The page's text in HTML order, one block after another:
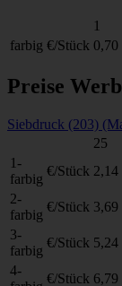
1
farbig €/Stück 0,70
Preise
Siebdruck (203)
25
1-
farbig
€/Stück 2,14
2-
farbig
€/Stück 3,69
3-
farbig
€/Stück 5,24
4-
€/Stück 6,79